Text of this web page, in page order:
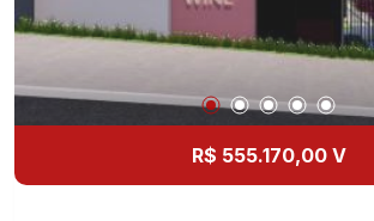
R$ 555.170,00 V